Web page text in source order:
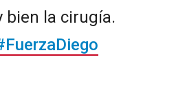
bien la cirugía.